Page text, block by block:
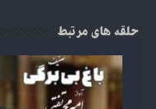
حلقه های مرتبط